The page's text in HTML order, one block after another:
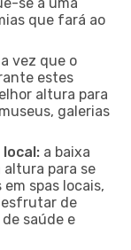
que fará ao
vez que o
estes
altura para
galerias
a baixa
para se
spas locais,
de
saúde e